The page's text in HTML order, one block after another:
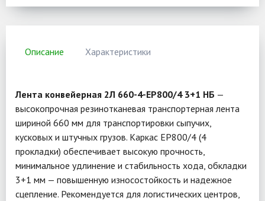
Описание Характеристики
Лента конвейерная 2Л 660-4-EP800/4 3+1 НБ —
высокопрочная резинотканевая транспортерная лента
шириной 660 мм для транспортировки сыпучих,
кусковых и штучных грузов. Каркас EP800/4 (4
прокладки) обеспечивает высокую прочность,
минимальное удлинение и стабильность хода, обкладки
3+1 мм — повышенную износостойкость и надежное
сцепление. Рекомендуется для логистических центров,